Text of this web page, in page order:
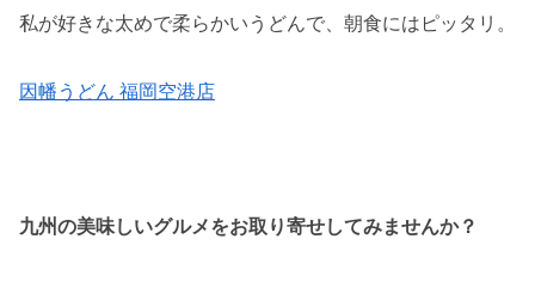
私が好きな太めで柔らかいうどんで、朝食にはピッタリ。
因幡うどん 福岡空港店
九州の美味しいグルメをお取り寄せしてみませんか？